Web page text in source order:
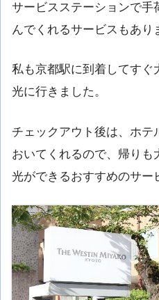
サービスステーションで手
んでくれるサービスもあり
私も京都駅に到着してすぐ
光に行きました。
チェックアウト後は、ホ
おいてくれるので、帰り
光ができるおすすめのサー